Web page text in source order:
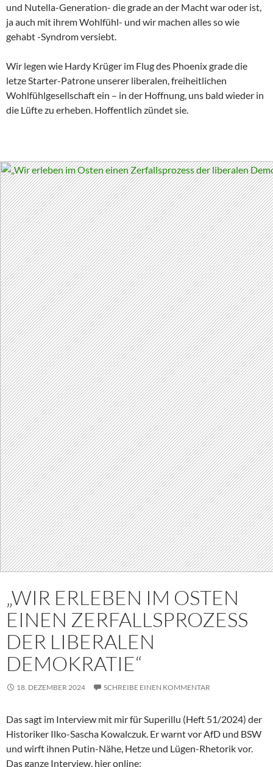
und Nutella-Generation- die grade an der Macht war oder ist,
ja auch mit ihrem Wohlfühl- und wir machen alles so wie
gehabt -Syndrom versiebt.
Wir legen wie Hardy Krüger im Flug des Phoenix grade die
letze Starter-Patrone unserer liberalen, freiheitlichen
Wohlfühlgesellschaft ein – in der Hoffnung, uns bald wieder in
die Lüfte zu erheben. Hoffentlich zündet sie.
„WIR ERLEBEN IM OSTEN
EINEN ZERFALLSPROZESS
DER LIBERALEN
DEMOKRATIE“
18. DEZEMBER 2024 SCHREIBE EINEN KOMMENTAR
Das sagt im Interview mit mir für Superillu (Heft 51/2024) der
Historiker Ilko-Sascha Kowalczuk. Er warnt vor AfD und BSW
und wirft ihnen Putin-Nähe, Hetze und Lügen-Rhetorik vor.
Das ganze Interview, hier online: